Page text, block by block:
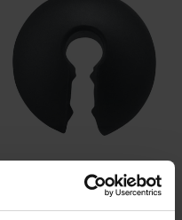
Polyscience Control Freak